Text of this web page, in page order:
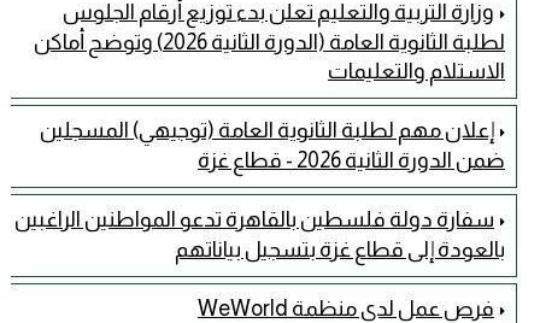
وزارة التربية والتعليم تعلن بدء توزيع أرقام الجلوس
لطلبة الثانوية العامة (الدورة الثانية 2026) وتوضح أماكن
الاستلام والتعليمات
إعلان مهم لطلبة الثانوية العامة (توجيهي) المسجلين
ضمن الدورة الثانية 2026 - قطاع غزة
سفارة دولة فلسطين بالقاهرة تدعو المواطنين الراغبين
بالعودة إلى قطاع غزة بتسجيل بياناتهم
فرص عمل لدى منظمة WeWorld